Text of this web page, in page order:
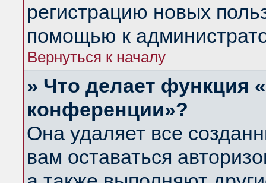
регистрацию новых
помощью к
Вернуться к началу
» Что делает функция
конференции»?
Она удаляет все
вам оставаться